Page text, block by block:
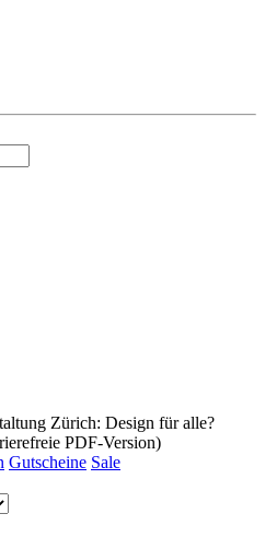
Zürich: Design für alle?
PDF-Version)
Gutscheine Sale